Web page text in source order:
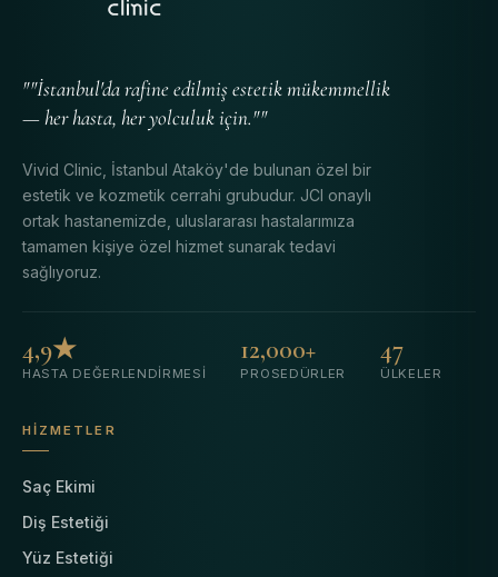
""İstanbul'da rafine edilmiş estetik mükemmellik
— her hasta, her yolculuk için.""
Vivid Clinic, İstanbul Ataköy'de bulunan özel bir
estetik ve kozmetik cerrahi grubudur. JCI onaylı
ortak hastanemizde, uluslararası hastalarımıza
tamamen kişiye özel hizmet sunarak tedavi
sağlıyoruz.
4,9★
HASTA DEĞERLENDIRMESI
12,000+
PROSEDÜRLER
47
ÜLKELER
HIZMETLER
Saç Ekimi
Diş Estetiği
Yüz Estetiği